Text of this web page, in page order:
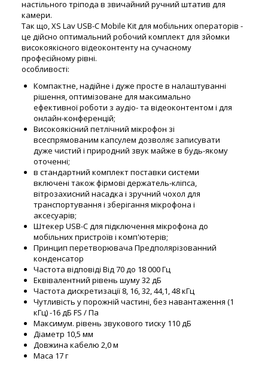
настільного тріпода в звичайний ручний штатив для
камери.
Так що, XS Lav USB-C Mobile Kit для мобільних операторів -
це дійсно оптимальний робочий комплект для зйомки
високоякісного відеоконтенту на сучасному
професійному рівні.
особливості:
Компактне, надійне і дуже просте в налаштуванні
рішення, оптимізоване для максимально
ефективної роботи з аудіо- та відеоконтентом і для
онлайн-конференцій;
Високоякісний петлічний мікрофон зі
всеспрямованим капсулем дозволяє записувати
дуже чистий і природний звук майже в будь-якому
оточенні;
в стандартний комплект поставки системи
включені також фірмові держатель-кліпса,
вітрозахисний насадка і зручний чохол для
транспортування і зберігання мікрофона і
аксесуарів;
Штекер USB-C для підключення мікрофона до
мобільних пристроїв і комп'ютерів;
Принцип перетворювача Предполярізованний
конденсатор
Частота відповіді Від 70 до 18 000 Гц
Еквівалентний рівень шуму 32 дБ
Частота дискретизації 8, 16, 32, 44,1, 48 кГц
Чутливість у порожній частині, без навантаження (1
кГц) -16 дБ FS / Па
Максимум. рівень звукового тиску 110 дБ
Діаметр 10,5 мм
Довжина кабелю 2,0 м
Маса 17 г